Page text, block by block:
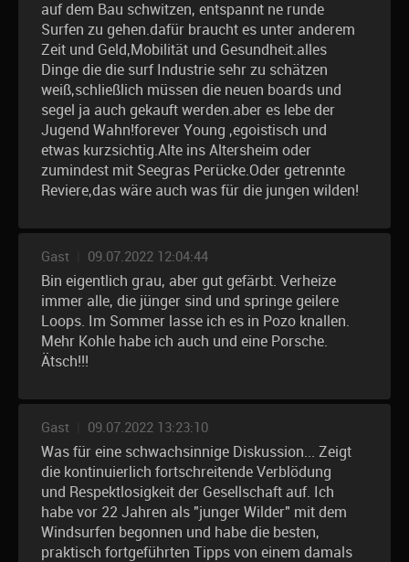
auf dem Bau schwitzen, entspannt ne runde
Surfen zu gehen.dafür braucht es unter anderem
Zeit und Geld,Mobilität und Gesundheit.alles
Dinge die die surf Industrie sehr zu schätzen
weiß,schließlich müssen die neuen boards und
segel ja auch gekauft werden.aber es lebe der
Jugend Wahn!forever Young ,egoistisch und
etwas kurzsichtig.Alte ins Altersheim oder
zumindest mit Seegras Perücke.Oder getrennte
Reviere,das wäre auch was für die jungen wilden!
Gast 09.07.2022 12:04:44
Bin eigentlich grau, aber gut gefärbt. Verheize
immer alle, die jünger sind und springe geilere
Loops. Im Sommer lasse ich es in Pozo knallen.
Mehr Kohle habe ich auch und eine Porsche.
Ätsch!!!
Gast 09.07.2022 13:23:10
Was für eine schwachsinnige Diskussion... Zeigt
die kontinuierlich fortschreitende Verblödung
und Respektlosigkeit der Gesellschaft auf. Ich
habe vor 22 Jahren als "junger Wilder" mit dem
Windsurfen begonnen und habe die besten,
praktisch fortgeführten Tipps von einem damals